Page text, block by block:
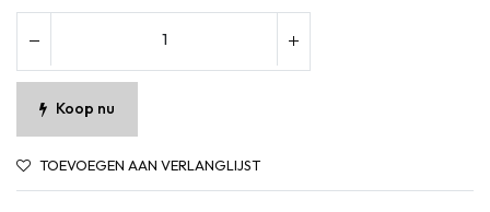
Koop nu
TOEVOEGEN AAN VERLANGLIJST